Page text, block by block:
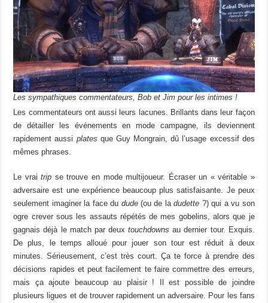
Les sympathiques commentateurs, Bob et Jim pour les intimes !
Les commentateurs ont aussi leurs lacunes. Brillants dans leur façon
de détailler les événements en mode campagne, ils deviennent
rapidement aussi plates que Guy Mongrain, dû l’usage excessif des
mêmes phrases.
Le vraitrip se trouve en mode multijoueur. Écraser un « véritable »
adversaire est une expérience beaucoup plus satisfaisante. Je peux
seulement imaginer la face du dude(ou de ladudette ?) qui a vu son
ogre crever sous les assauts répétés de mes gobelins, alors que je
gagnais déjà le match par deuxtouchdowns au dernier tour. Exquis.
De plus, le temps alloué pour jouer son tour est réduit à deux
minutes. Sérieusement, c’est très court. Ça te force à prendre des
décisions rapides et peut facilement te faire commettre des erreurs,
mais ça ajoute beaucoup au plaisir ! Il est possible de joindre
plusieurs ligues et de trouver rapidement un adversaire. Pour les fans